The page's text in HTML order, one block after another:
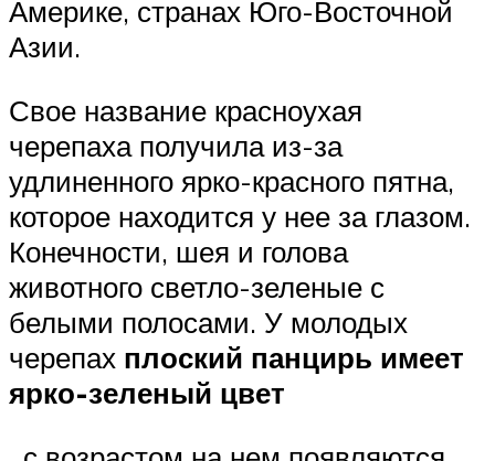
Америке, странах Юго-Восточной
Азии.
Свое название красноухая
черепаха получила из-за
удлиненного ярко-красного пятна,
которое находится у нее за глазом.
Конечности, шея и голова
животного светло-зеленые с
белыми полосами. У молодых
черепах плоский панцирь имеет
ярко-зеленый цвет